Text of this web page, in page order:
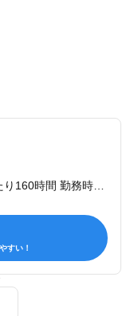
すい！